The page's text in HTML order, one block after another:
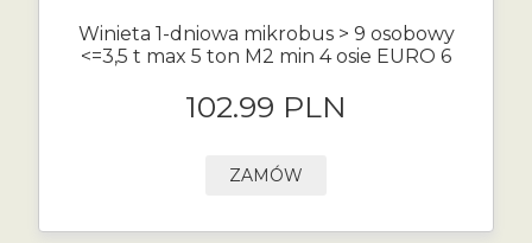
Winieta 1-dniowa mikrobus > 9 osobowy
<=3,5 t max 5 ton M2 min 4 osie EURO 6
102.99 PLN
ZAMÓW